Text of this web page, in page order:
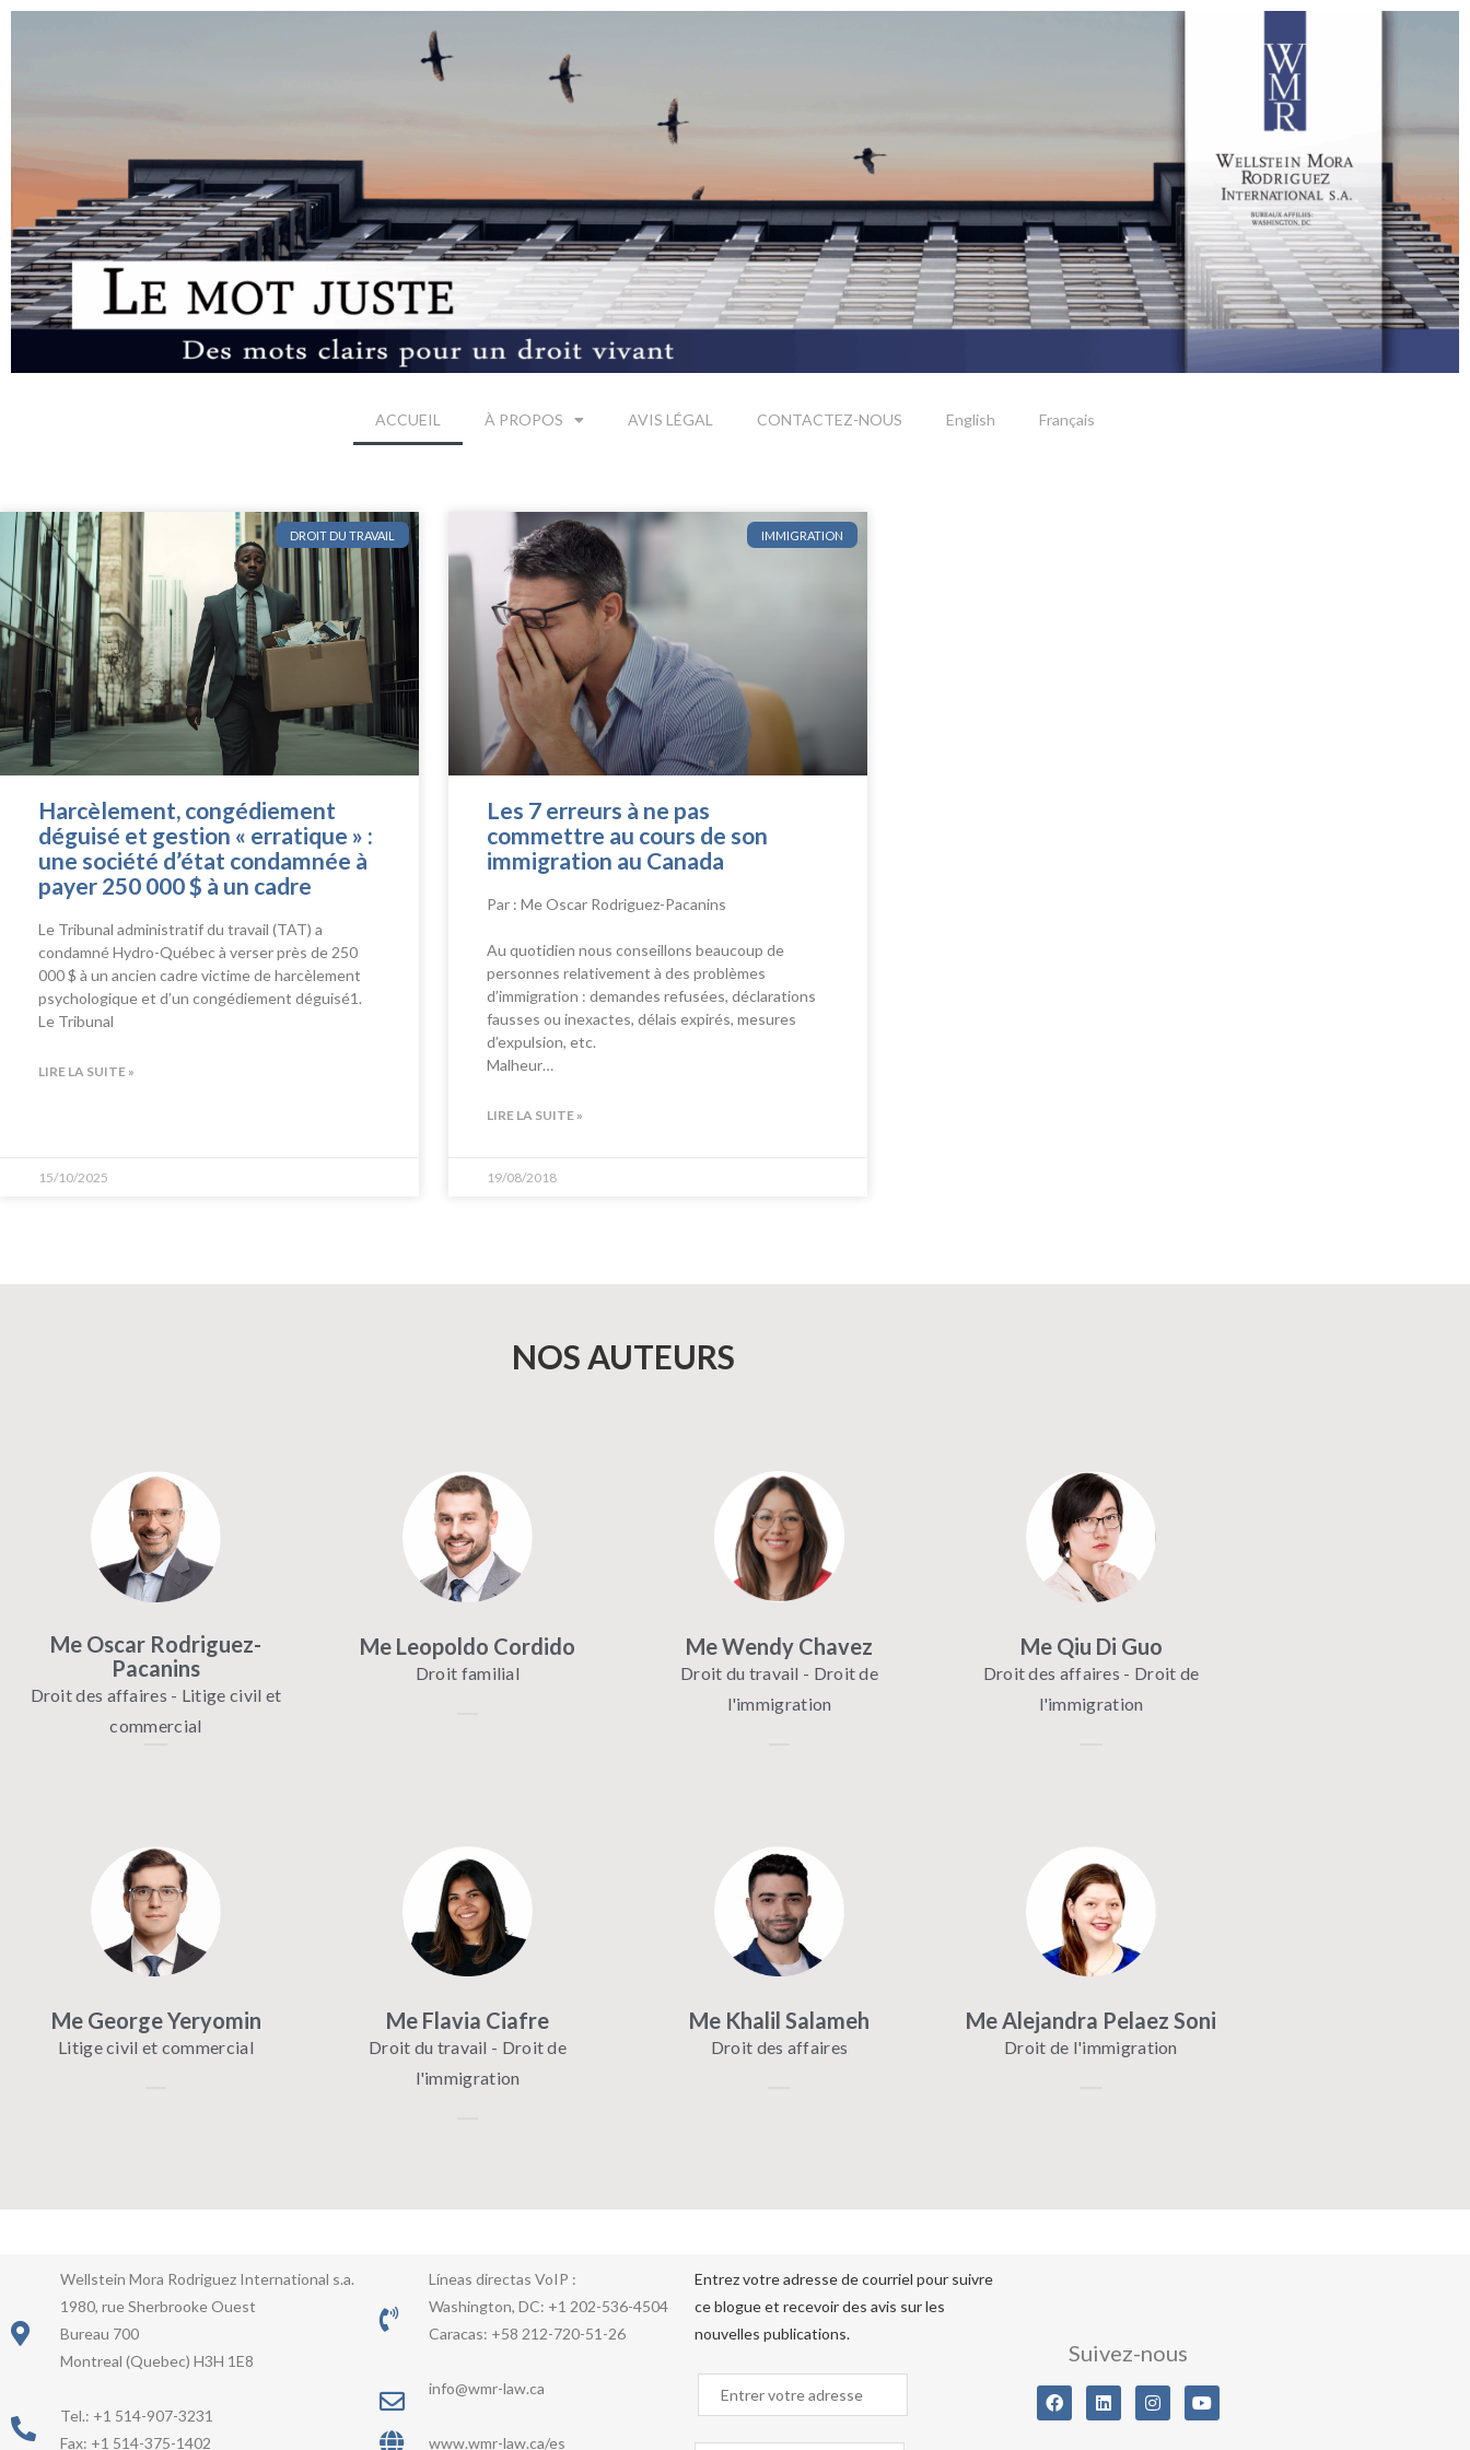
ACCUEIL À PROPOS AVIS LÉGAL CONTACTEZ-NOUS English Français
DROIT DU TRAVAIL
Harcèlement, congédiement
déguisé et gestion « erratique » :
une société d’état condamnée à
payer 250 000 $ à un cadre
Le Tribunal administratif du travail (TAT) a
condamné Hydro-Québec à verser près de 250
000 $ à un ancien cadre victime de harcèlement
psychologique et d’un congédiement déguisé1.
Le Tribunal
LIRE LA SUITE »
15/10/2025
IMMIGRATION
Les 7 erreurs à ne pas
commettre au cours de son
immigration au Canada
Par : Me Oscar Rodriguez-Pacanins
Au quotidien nous conseillons beaucoup de
personnes relativement à des problèmes
d’immigration : demandes refusées, déclarations
fausses ou inexactes, délais expirés, mesures
d’expulsion, etc.
Malheur…
LIRE LA SUITE »
19/08/2018
NOS AUTEURS
Me Oscar Rodriguez-
Pacanins
Droit des affaires - Litige civil et
commercial
Me Leopoldo Cordido
Droit familial
Me Wendy Chavez
Droit du travail - Droit de
l'immigration
Me Qiu Di Guo
Droit des affaires - Droit de
l'immigration
Me George Yeryomin
Litige civil et commercial
Me Flavia Ciafre
Droit du travail - Droit de
l'immigration
Me Khalil Salameh
Droit des affaires
Me Alejandra Pelaez Soni
Droit de l'immigration
Wellstein Mora Rodriguez International s.a.
1980, rue Sherbrooke Ouest
Bureau 700
Montreal (Quebec) H3H 1E8
Tel.: +1 514-907-3231
Fax: +1 514-375-1402
Líneas directas VoIP :
Washington, DC: +1 202-536-4504
Caracas: +58 212-720-51-26
info@wmr-law.ca
www.wmr-law.ca/es
Entrez votre adresse de courriel pour suivre
ce blogue et recevoir des avis sur les
nouvelles publications.
Suivez-nous